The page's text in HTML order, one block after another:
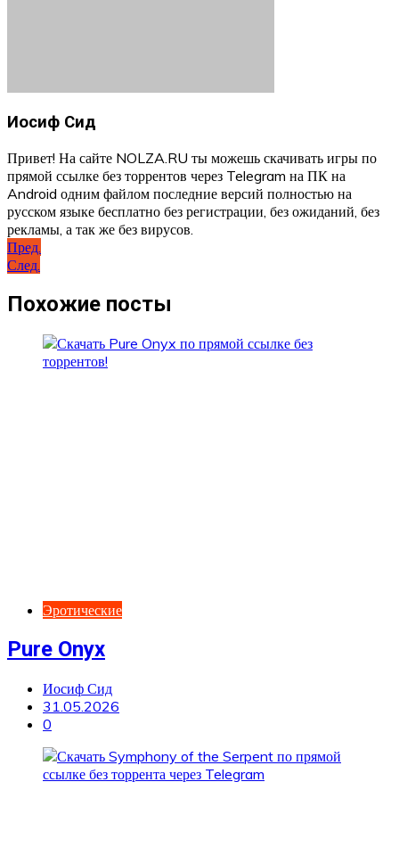
Иосиф Сид
Привет! На сайте NOLZA.RU ты можешь скачивать игры по
прямой ссылке без торрентов через Telegram на ПК на
Android одним файлом последние версий полностью на
русском языке бесплатно без регистрации, без ожиданий, без
рекламы, а так же без вирусов.
Навигация
по
записям
Пред.
След.
Похожие посты
Эротические
Pure Onyx
Иосиф Сид
31.05.2026
0